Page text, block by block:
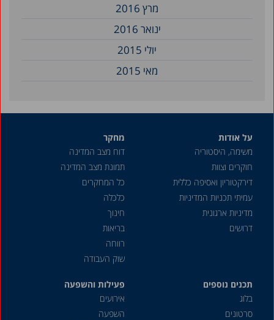
מרץ 2016
ינואר 2016
יולי 2015
מאי 2015
על אודות
משימה, היסטוריה
חוקרים וצוות
דירקטוריון ואסיפה כללית
עמיתי תכניות המדיניות
מדיניות ארגונית
דרושים
מחקר
דוח מצב המדינה
תמונת מצב המדינה
כל המחקרים
כלכלה
חינוך
בריאות
רווחה
שוק העבודה
תכנים נוספים
בלוג
סרטונים
פעילות והשפעה
אירועים
השפעה